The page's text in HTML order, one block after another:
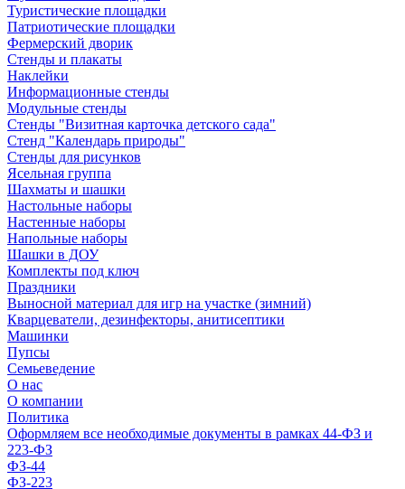
Туристические площадки
Патриотические площадки
Фермерский дворик
Стенды и плакаты
Наклейки
Информационные стенды
Модульные стенды
Стенды "Визитная карточка детского сада"
Стенд "Календарь природы"
Стенды для рисунков
Ясельная группа
Шахматы и шашки
Настольные наборы
Настенные наборы
Напольные наборы
Шашки в ДОУ
Комплекты под ключ
Праздники
Выносной материал для игр на участке (зимний)
Кварцеватели, дезинфекторы, анитисептики
Машинки
Пупсы
Семьеведение
О нас
О компании
Политика
Оформляем все необходимые документы в рамках 44-ФЗ и
223-ФЗ
ФЗ-44
ФЗ-223